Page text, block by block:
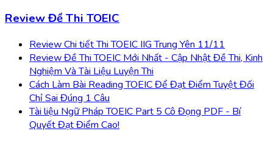
Review Đề Thi TOEIC
Review Chi tiết Thi TOEIC IIG Trung Yên 11/11
Review Đề Thi TOEIC Mới Nhất - Cập Nhật Đề Thi, Kinh
Nghiệm Và Tài Liệu Luyện Thi
Cách Làm Bài Reading TOEIC Để Đạt Điểm Tuyệt Đối
Chỉ Sai Đúng 1 Câu
Tài liệu Ngữ Pháp TOEIC Part 5 Cô Đọng PDF - Bí
Quyết Đạt Điểm Cao!